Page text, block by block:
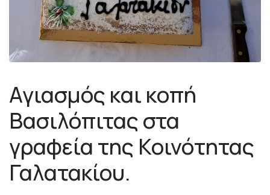
Αγιασμός και κοπή
Βασιλόπιτας στα
γραφεία της Κοινότητας
Γαλατακίου.